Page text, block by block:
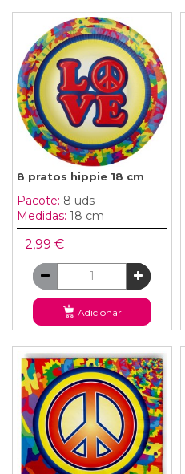
8 pratos hippie 18 cm
Pacote: 8 uds
Medidas: 18 cm
2,99 €
Adicionar